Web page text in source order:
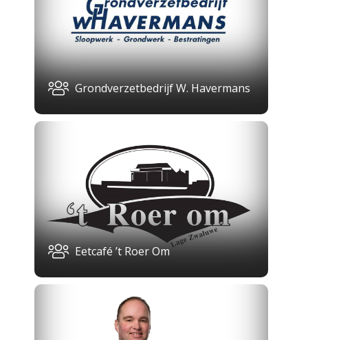
Grondverzetbedrijf W. Havermans
Eetcafé ’t Roer Om